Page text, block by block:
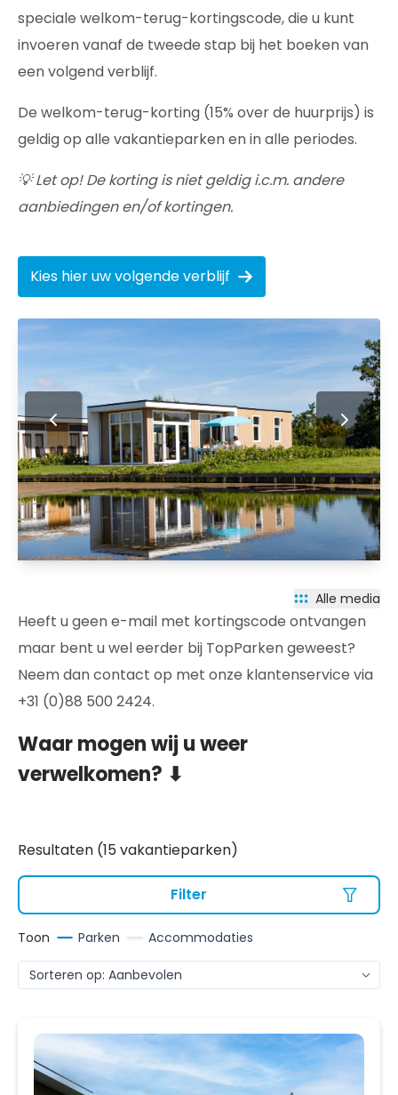
speciale welkom-terug-kortingscode, die u kunt
invoeren vanaf de tweede stap bij het boeken van
een volgend verblijf.
De welkom-terug-korting (15% over de huurprijs) is
geldig op alle vakantieparken en in alle periodes.
💡 Let op! De korting is niet geldig i.c.m. andere
aanbiedingen en/of kortingen.
Kies hier uw volgende verblijf
Alle media
Heeft u geen e-mail met kortingscode ontvangen
maar bent u wel eerder bij TopParken geweest?
Neem dan contact op met onze klantenservice via
+31 (0)88 500 2424.
Waar mogen wij u weer
verwelkomen? ⬇
Resultaten (15 vakantieparken)
Filter
Toon Parken Accommodaties